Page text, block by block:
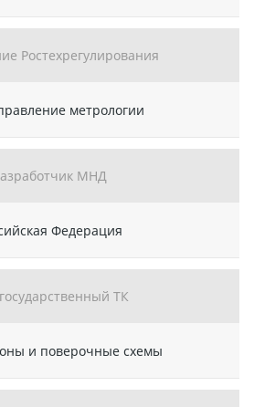
Ростехрегулирования
метрологии
МНД
Федерация
ТК
и поверочные схемы